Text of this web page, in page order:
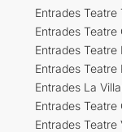
Entrades Teatre
Entrades Teatre
Entrades Teatre
Entrades Teatre
Entrades La
Entrades Teatre
Entrades Teatre